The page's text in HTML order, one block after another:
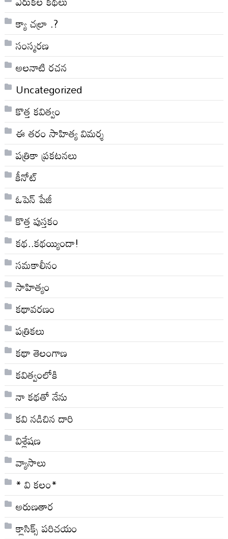
క్యా చల్రా .?
సంస్మరణ
అలనాటి రచన
Uncategorized
కొత్త కవిత్వం
ఈ తరం సాహిత్య విమర్శ
పత్రికా ప్రకటనలు
కీనోట్
ఓపెన్ పేజీ
కొత్త పుస్తకం
కథ..కథయ్యిందా!
సమకాలీనం
సాహిత్యం
కథావరణం
పత్రికలు
కథా తెలంగాణ
కవిత్వంలోకి
నా క‌థ‌తో నేను
కవి నడిచిన దారి
విశ్లేషణ
వ్యాసాలు
* వి క‌లం*
అరుణతార
క్లాసిక్స్ ప‌రిచ‌యం